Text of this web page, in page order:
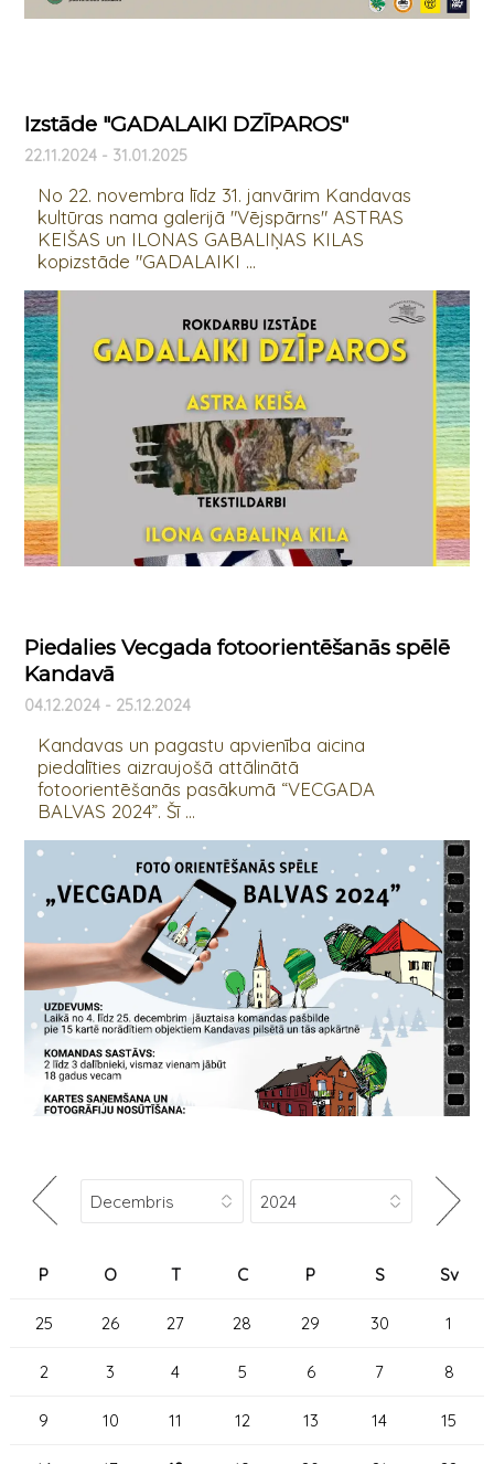
Izstāde "GADALAIKI DZĪPAROS"
22.11.2024 - 31.01.2025
No 22. novembra līdz 31. janvārim Kandavas
kultūras nama galerijā "Vējspārns" ASTRAS
KEIŠAS un ILONAS GABALIŅAS KILAS
kopizstāde "GADALAIKI ...
Piedalies Vecgada fotoorientēšanās spēlē
Kandavā
04.12.2024 - 25.12.2024
Kandavas un pagastu apvienība aicina
piedalīties aizraujošā attālinātā
fotoorientēšanās pasākumā “VECGADA
BALVAS 2024”. Šī ...
P O T C P S Sv
25 26 27 28 29 30 1
2 3 4 5 6 7 8
9 10 11 12 13 14 15